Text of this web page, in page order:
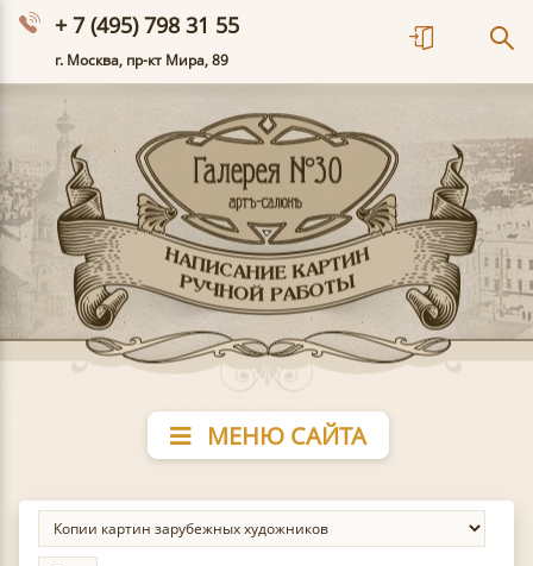
+ 7 (495) 798 31 55
г. Москва, пр-кт Мира, 89
МЕНЮ САЙТА